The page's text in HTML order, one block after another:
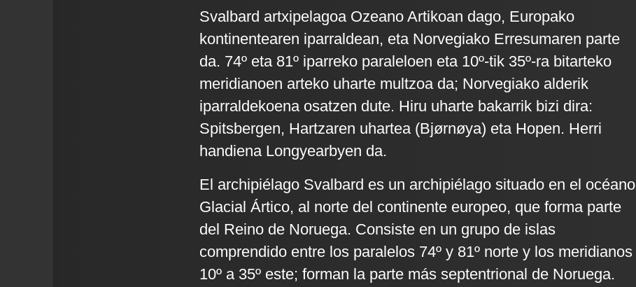
Svalbard artxipelagoa Ozeano Artikoan dago, Europako
kontinentearen iparraldean, eta Norvegiako Erresumaren parte
da. 74º eta 81º iparreko paraleloen eta 10º-tik 35º-ra bitarteko
meridianoen arteko uharte multzoa da; Norvegiako alderik
iparraldekoena osatzen dute. Hiru uharte bakarrik bizi dira:
Spitsbergen, Hartzaren uhartea (Bjørnøya) eta Hopen. Herri
handiena Longyearbyen da.
El archipiélago Svalbard es un archipiélago situado en el océano
Glacial Ártico, al norte del continente europeo, que forma parte
del Reino de Noruega. Consiste en un grupo de islas
comprendido entre los paralelos 74º y 81º norte y los meridianos
10º a 35º este; forman la parte más septentrional de Noruega.